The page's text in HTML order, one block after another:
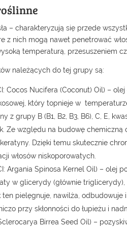
– charakteryzują się przede
z nich mogą nawet penetrować
temperaturą, przesuszeniem
należących do tej grupy są:
Cocos Nucifera (Coconut) Oil) –
który topnieje w
z grupy B (B1, B2, B3, B6), C, E,
Ze względu na budowę chemiczną
Dzięki temu skutecznie
włosów niskoporowatych.
Argania Spinosa Kernel Oil) – olej
w glicerydy (głównie
ten pielęgnuje, nawilża,
przy skłonności do łupieżu i
Birrea Seed Oil) –